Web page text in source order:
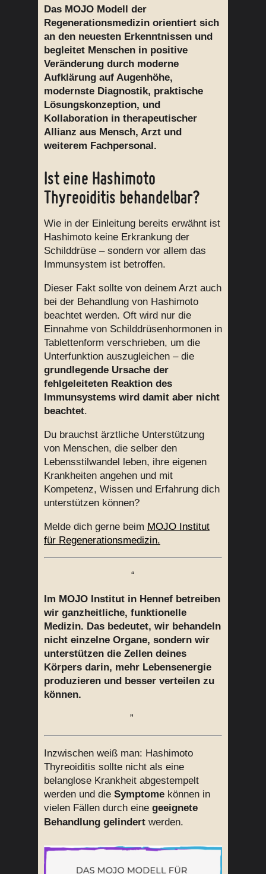
Das MOJO Modell der
Regenerationsmedizin orientiert sich
an den neuesten Erkenntnissen und
begleitet Menschen in positive
Veränderung durch moderne
Aufklärung auf Augenhöhe,
modernste Diagnostik, praktische
Lösungskonzeption, und
Kollaboration in therapeutischer
Allianz aus Mensch, Arzt und
weiterem Fachpersonal.
Ist eine Hashimoto
Thyreoiditis behandelbar?
Wie in der Einleitung bereits erwähnt ist
Hashimoto keine Erkrankung der
Schilddrüse – sondern vor allem das
Immunsystem ist betroffen.
Dieser Fakt sollte von deinem Arzt auch
bei der Behandlung von Hashimoto
beachtet werden. Oft wird nur die
Einnahme von Schilddrüsenhormonen in
Tablettenform verschrieben, um die
Unterfunktion auszugleichen – die
grundlegende Ursache der
fehlgeleiteten Reaktion des
Immunsystems wird damit aber nicht
beachtet.
Du brauchst ärztliche Unterstützung
von Menschen, die selber den
Lebensstilwandel leben, ihre eigenen
Krankheiten angehen und mit
Kompetenz, Wissen und Erfahrung dich
unterstützen können?
Melde dich gerne beim MOJO Institut
für Regenerationsmedizin.
“
Im MOJO Institut in Hennef betreiben
wir ganzheitliche, funktionelle
Medizin. Das bedeutet, wir behandeln
nicht einzelne Organe, sondern wir
unterstützen die Zellen deines
Körpers darin, mehr Lebensenergie
produzieren und besser verteilen zu
können.
”
Inzwischen weiß man: Hashimoto
Thyreoiditis sollte nicht als eine
belanglose Krankheit abgestempelt
werden und die Symptome können in
vielen Fällen durch eine geeignete
Behandlung gelindert werden.